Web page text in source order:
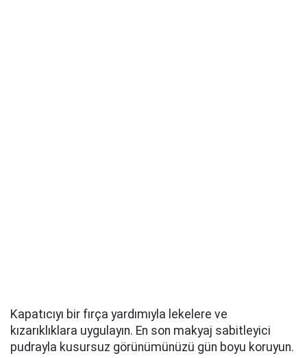
Kapatıcıyı bir fırça yardımıyla lekelere ve
kızarıklıklara uygulayın. En son makyaj sabitleyici
pudrayla kusursuz görünümünüzü gün boyu koruyun.